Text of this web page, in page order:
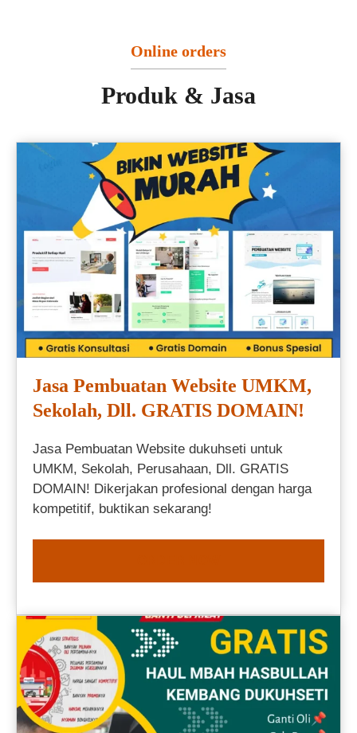
Online orders
Produk & Jasa
Jasa Pembuatan Website UMKM,
Sekolah, Dll. GRATIS DOMAIN!
Jasa Pembuatan Website dukuhseti untuk
UMKM, Sekolah, Perusahaan, Dll. GRATIS
DOMAIN! Dikerjakan profesional dengan harga
kompetitif, buktikan sekarang!